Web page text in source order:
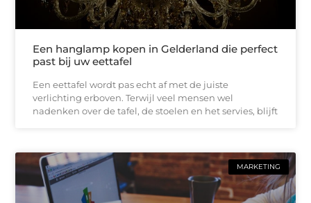
Een hanglamp kopen in Gelderland die perfect
past bij uw eettafel
Een eettafel wordt pas echt af met de juiste
verlichting erboven. Terwijl veel mensen wel
nadenken over de tafel, de stoelen en het servies, blijft
MARKETING